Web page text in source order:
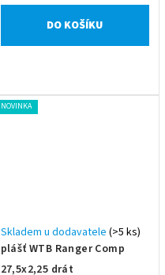
DO KOŠÍKU
NOVINKA
plášť WTB Ranger Comp
27,5x2,25 drát
Skladem u dodavatele (>5 ks)